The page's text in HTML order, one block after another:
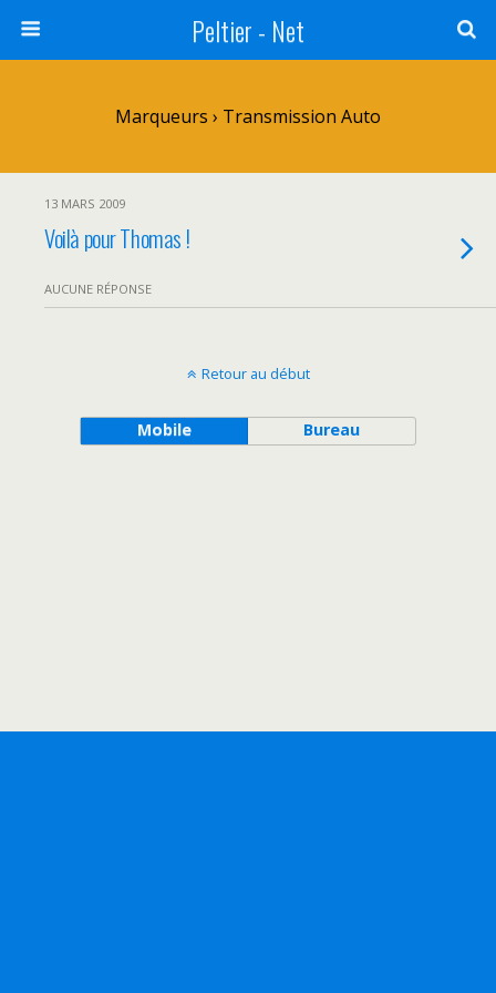
Peltier - Net
Marqueurs › Transmission Auto
13 MARS 2009
Voilà pour Thomas !
AUCUNE RÉPONSE
Retour au début
Mobile Bureau